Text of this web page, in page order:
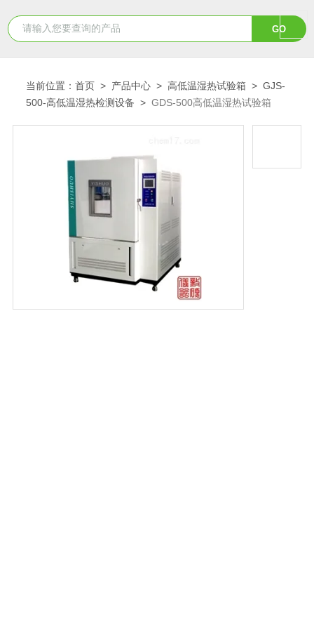
当前位置：首页 > 产品中心 >高低温湿热试验箱 >GJS-
500-高低温湿热检测设备 >GDS-500高低温湿热试验箱